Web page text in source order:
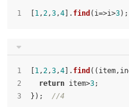
1,2,3,4 ]. find ( i=>i>3
1,2,3,4 ]. find ( (
return item>3;
}); //4